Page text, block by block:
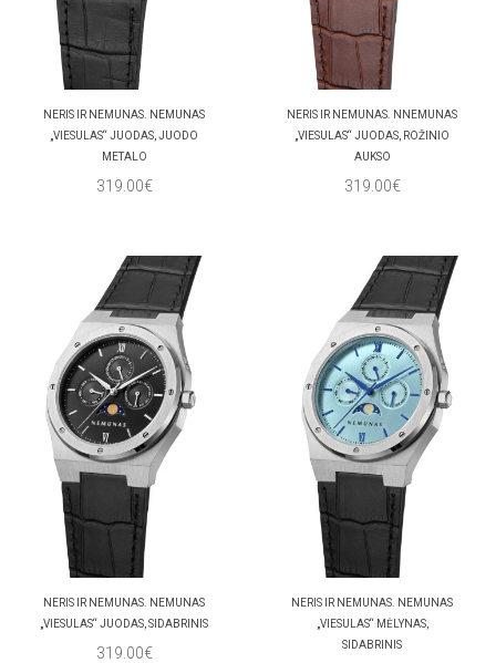
NERIS IR NEMUNAS. NEMUNAS
„VIESULAS“ JUODAS, JUODO
METALO
319.00€
NERIS IR NEMUNAS. NNEMUNAS
„VIESULAS“ JUODAS, ROŽINIO
AUKSO
319.00€
NERIS IR NEMUNAS. NEMUNAS
„VIESULAS“ JUODAS, SIDABRINIS
319.00€
NERIS IR NEMUNAS. NEMUNAS
„VIESULAS“ MĖLYNAS,
SIDABRINIS